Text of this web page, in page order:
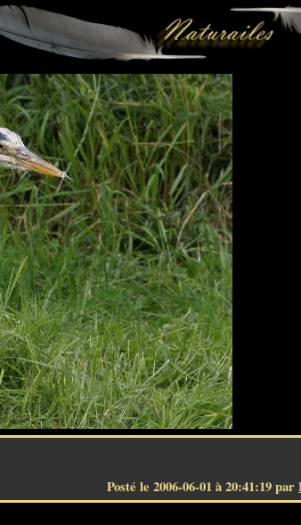
Posté le 2006-06-01 à 20:41:19 par